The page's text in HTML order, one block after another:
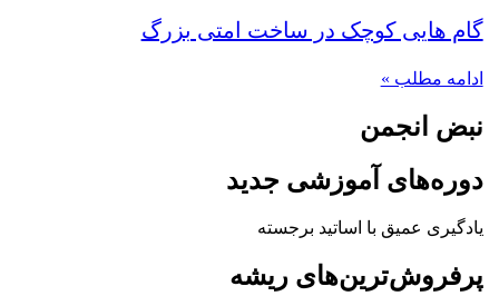
گام هایی کوچک در ساخت امتی بزرگ
ادامه مطلب »
نبض انجمن
دوره‌های آموزشی جدید
یادگیری عمیق با اساتید برجسته
پرفروش‌ترین‌های ریشه